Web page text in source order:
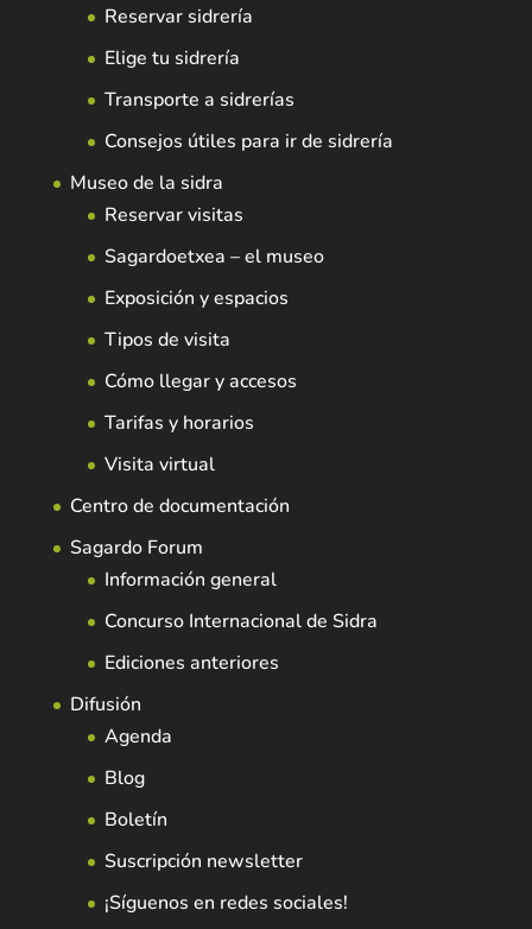
Reservar sidrería
Elige tu sidrería
Transporte a sidrerías
Consejos útiles para ir de sidrería
Museo de la sidra
Reservar visitas
Sagardoetxea – el museo
Exposición y espacios
Tipos de visita
Cómo llegar y accesos
Tarifas y horarios
Visita virtual
Centro de documentación
Sagardo Forum
Información general
Concurso Internacional de Sidra
Ediciones anteriores
Difusión
Agenda
Blog
Boletín
Suscripción newsletter
¡Síguenos en redes sociales!